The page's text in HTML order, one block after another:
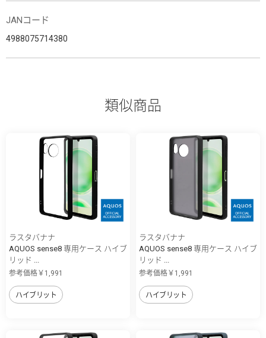
JANコード
4988075714380
類似商品
ラスタバナナ
AQUOS sense8 専用ケース ハイブ
リッド ...
参考価格￥1,991
ハイブリット
ラスタバナナ
AQUOS sense8 専用ケース ハイブ
リッド ...
参考価格￥1,991
ハイブリット